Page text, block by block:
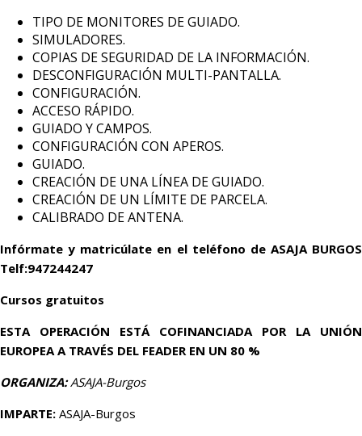
TIPO DE MONITORES DE GUIADO.
SIMULADORES.
COPIAS DE SEGURIDAD DE LA INFORMACIÓN.
DESCONFIGURACIÓN MULTI-PANTALLA.
CONFIGURACIÓN.
ACCESO RÁPIDO.
GUIADO Y CAMPOS.
CONFIGURACIÓN CON APEROS.
GUIADO.
CREACIÓN DE UNA LÍNEA DE GUIADO.
CREACIÓN DE UN LÍMITE DE PARCELA.
CALIBRADO DE ANTENA.
Infórmate y matricúlate en el teléfono de ASAJA BURGOS
Telf:947244247
Cursos gratuitos
ESTA OPERACIÓN ESTÁ COFINANCIADA POR LA UNIÓN
EUROPEA A TRAVÉS DEL FEADER EN UN 80 %
ORGANIZA:ASAJA-Burgos
IMPARTE: ASAJA-Burgos